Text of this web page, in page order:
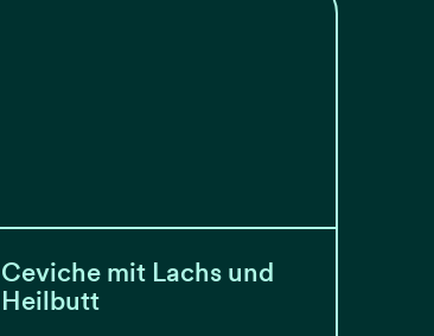
Ceviche mit Lachs und
Heilbutt